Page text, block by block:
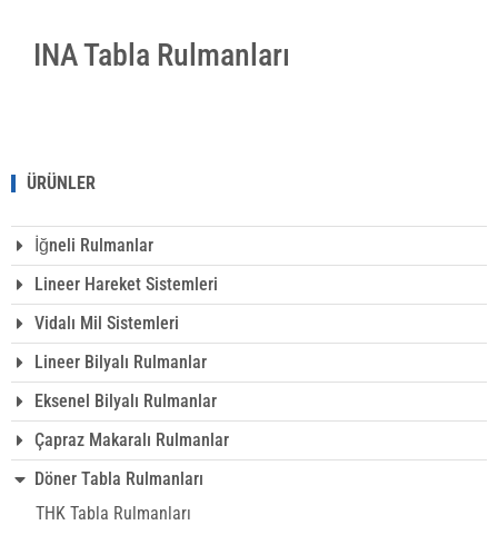
INA Tabla Rulmanları
ÜRÜNLER
İğneli Rulmanlar
Lineer Hareket Sistemleri
Vidalı Mil Sistemleri
Lineer Bilyalı Rulmanlar
Eksenel Bilyalı Rulmanlar
Çapraz Makaralı Rulmanlar
Döner Tabla Rulmanları
THK Tabla Rulmanları